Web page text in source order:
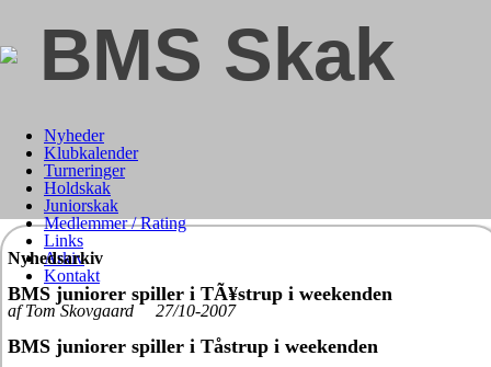
BMS Skak
Nyheder
Klubkalender
Turneringer
Holdskak
Juniorskak
Medlemmer / Rating
Links
Arkiv
Kontakt
Nyhedsarkiv
BMS juniorer spiller i TÃ¥strup i weekenden
af Tom Skovgaard 27/10-2007
BMS juniorer spiller i Tåstrup i weekenden